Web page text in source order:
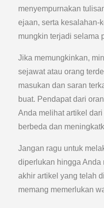
menyempurnakan
ejaan, serta kesalahan-
mungkin terjadi selama
Jika memungkinkan,
sejawat atau orang
masukan dan saran
buat. Pendapat dari
Anda melihat artikel
berbeda dan
Jangan ragu untuk
diperlukan hingga Anda
akhir artikel yang telah
memang memerlukan